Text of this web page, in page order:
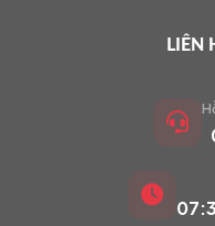
Đang trực
LIÊN